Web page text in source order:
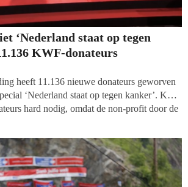
‘Nederland staat op tegen
KWF-donateurs
heeft 11.136 nieuwe donateurs geworven
‘Nederland staat op tegen kanker’. KWF
hard nodig, omdat de non-profit door de